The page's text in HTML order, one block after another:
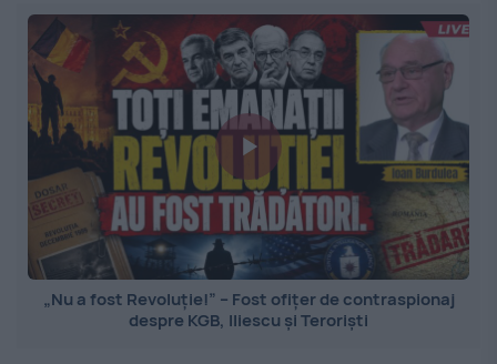
„Nu a fost Revoluție!” – Fost ofițer de contraspionaj
despre KGB, Iliescu și Teroriști